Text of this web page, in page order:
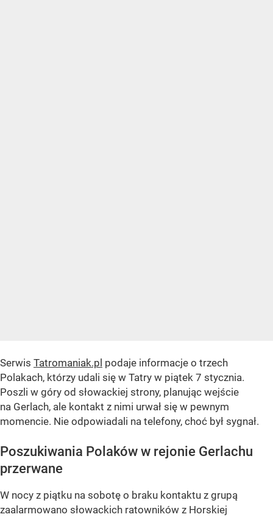
Serwis Tatromaniak.pl podaje informacje o trzech
Polakach, którzy udali się w Tatry w piątek 7 stycznia.
Poszli w góry od słowackiej strony, planując wejście
na Gerlach, ale kontakt z nimi urwał się w pewnym
momencie. Nie odpowiadali na telefony, choć był sygnał.
Poszukiwania Polaków w rejonie Gerlachu
przerwane
W nocy z piątku na sobotę o braku kontaktu z grupą
zaalarmowano słowackich ratowników z Horskiej